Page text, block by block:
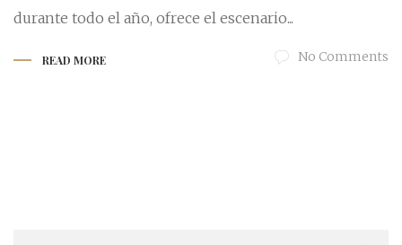
durante todo el año, ofrece el escenario...
READ MORE No Comments